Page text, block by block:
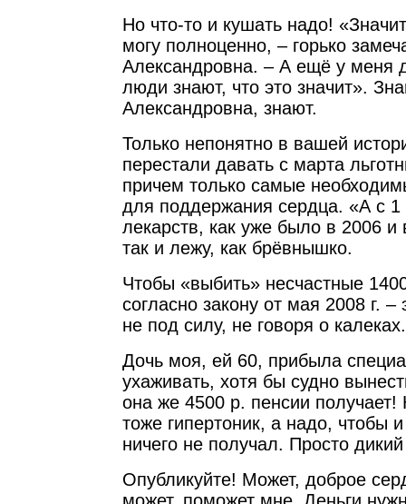
Но что-то и кушать надо!
могу полноценно, – горько
Александровна. – А ещё у меня
люди знают, что это значит».
Александровна, знают.
Только непонятно в вашей
перестали давать с марта
причем только самые
для поддержания сердца. «А с 1
лекарств, как уже было в 2006 и
так и лежу, как брёвнышко.
Чтобы «выбить» несчастные
согласно закону от мая 2008 г.
не под силу, не говоря о калеках.
Дочь моя, ей 60, прибыла
ухаживать, хотя бы судно
она же 4500 р. пенсии получает!
тоже гипертоник, а надо, чтобы
ничего не получал. Просто
Опубликуйте! Может, доброе